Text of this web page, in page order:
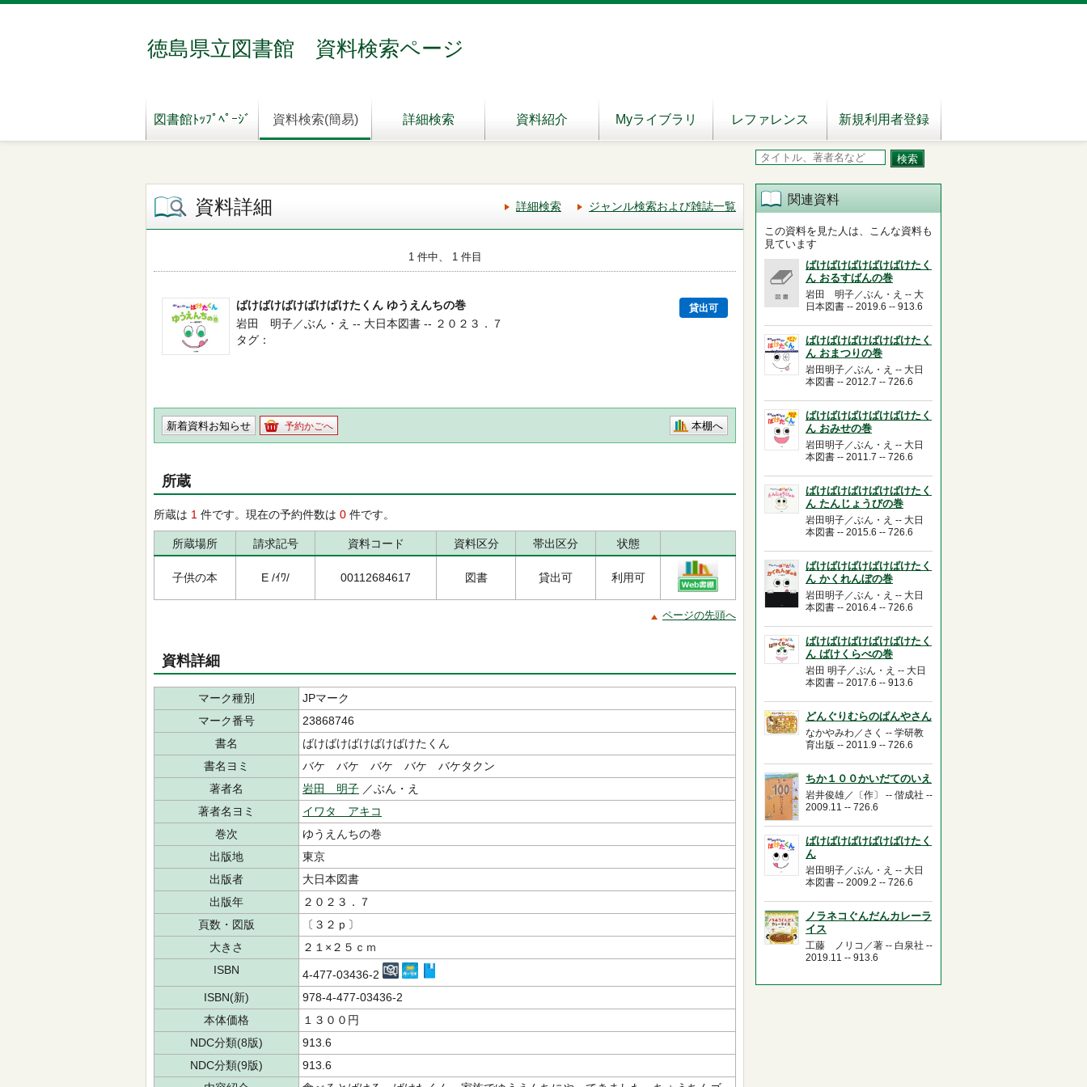
徳島県立図書館 資料検索ページ
図書館ﾄｯﾌﾟﾍﾟｰｼﾞ 資料検索(簡易) 詳細検索 資料紹介 Myライブラリ レファレンス 新規利用者登録
資料詳細 詳細検索 ジャンル検索および雑誌一覧
1 件中、 1 件目
ばけばけばけばけばけたくん ゆうえんちの巻 貸出可
岩田 明子／ぶん・え -- 大日本図書 -- ２０２３．７
タグ
新着資料お知らせ 予約かごへ 本棚へ
所蔵
所蔵は 1 件です。現在の予約件数は 0 件です。
所蔵場所 請求記号 資料コード 資料区分 帯出区分 状態
子供の本 E /ｲﾜ/ 00112684617 図書 貸出可 利用可
ページの先頭へ
資料詳細
マーク種別
JPマーク
マーク番号
23868746
書名
ばけばけばけばけばけたくん
書名ヨミ
バケ バケ バケ バケ バケタクン
著者名
岩田 明子 ／ぶん・え
著者名ヨミ
イワタ アキコ
巻次
ゆうえんちの巻
出版地
東京
出版者
大日本図書
出版年
２０２３．７
頁数・図版
〔３２ｐ〕
大きさ
２１×２５ｃｍ
ISBN
4-477-03436-2
ISBN(新)
978-4-477-03436-2
本体価格
１３００円
NDC分類(8版)
913.6
NDC分類(9版)
913.6
関連資料
この資料を見た人は、こんな資料も
見ています
ばけばけばけばけばけたく
ん おるすばんの巻
岩田 明子／ぶん・え -- 大
日本図書 -- 2019.6 -- 913.6
ばけばけばけばけばけたく
ん おまつりの巻
岩田明子／ぶん・え -- 大日
本図書 -- 2012.7 -- 726.6
ばけばけばけばけばけたく
ん おみせの巻
岩田明子／ぶん・え -- 大日
本図書 -- 2011.7 -- 726.6
ばけばけばけばけばけたく
ん たんじょうびの巻
岩田明子／ぶん・え -- 大日
本図書 -- 2015.6 -- 726.6
ばけばけばけばけばけたく
ん かくれんぼの巻
岩田明子／ぶん・え -- 大日
本図書 -- 2016.4 -- 726.6
ばけばけばけばけばけたく
ん ばけくらべの巻
岩田 明子／ぶん・え -- 大日
本図書 -- 2017.6 -- 913.6
どんぐりむらのぱんやさん
なかやみわ／さく -- 学研教
育出版 -- 2011.9 -- 726.6
ちか１００かいだてのいえ
岩井俊雄／〔作〕 -- 偕成社 --
2009.11 -- 726.6
ばけばけばけばけばけたく
ん
岩田明子／ぶん・え -- 大日
本図書 -- 2009.2 -- 726.6
ノラネコぐんだんカレーラ
イス
工藤 ノリコ／著 -- 白泉社 --
2019.11 -- 913.6